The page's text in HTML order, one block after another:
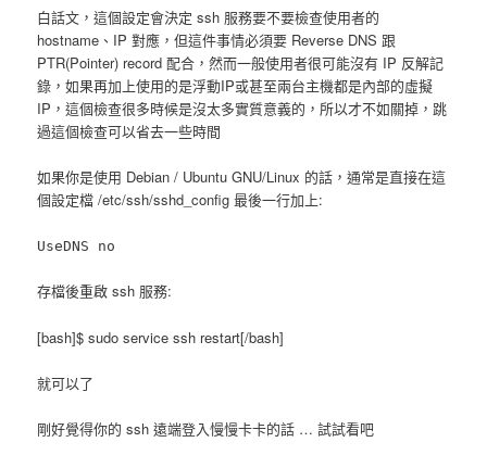
白話文，這個設定會決定 ssh 服務要不要檢查使用者的
hostname、IP 對應，但這件事情必須要 Reverse DNS 跟
PTR(Pointer) record 配合，然而一般使用者很可能沒有 IP 反解記
錄，如果再加上使用的是浮動IP或甚至兩台主機都是內部的虛擬
IP，這個檢查很多時候是沒太多實質意義的，所以才不如關掉，跳
過這個檢查可以省去一些時間
如果你是使用 Debian / Ubuntu GNU/Linux 的話，通常是直接在這
個設定檔 /etc/ssh/sshd_config 最後一行加上:
UseDNS no
存檔後重啟 ssh 服務:
[bash]$ sudo service ssh restart[/bash]
就可以了
剛好覺得你的 ssh 遠端登入慢慢卡卡的話 … 試試看吧